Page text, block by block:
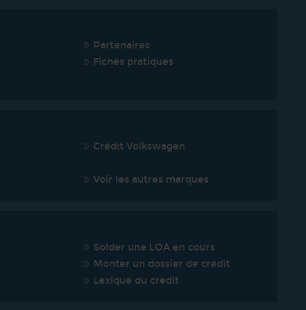
Partenaires
Fiches pratiques
Crédit Volkswagen
Voir les autres marques
Solder une LOA en cours
Monter un dossier de credit
Lexique du credit